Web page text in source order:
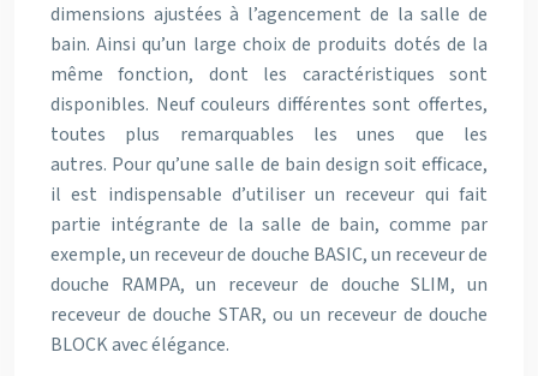
dimensions ajustées à l’agencement de la salle de
bain. Ainsi qu’un large choix de produits dotés de la
même fonction, dont les caractéristiques sont
disponibles. Neuf couleurs différentes sont offertes,
toutes plus remarquables les unes que les
autres. Pour qu’une salle de bain design soit efficace,
il est indispensable d’utiliser un receveur qui fait
partie intégrante de la salle de bain, comme par
exemple, un receveur de douche BASIC, un receveur de
douche RAMPA, un receveur de douche SLIM, un
receveur de douche STAR, ou un receveur de douche
BLOCK avec élégance.